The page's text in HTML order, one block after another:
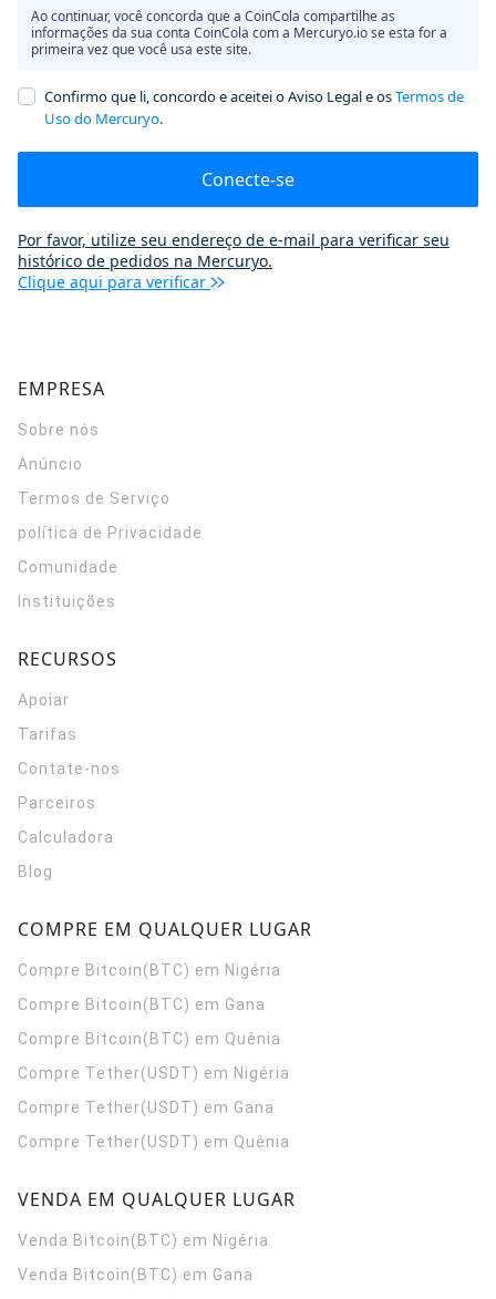
Ao continuar, você concorda que a CoinCola compartilhe as
informações da sua conta CoinCola com a Mercuryo.io se esta for a
primeira vez que você usa este site.
Confirmo que li, concordo e aceitei o Aviso Legal e osTermos de
Uso do Mercuryo.
Conecte-se
Por favor, utilize seu endereço de e-mail para verificar seu
histórico de pedidos na Mercuryo.
Clique aqui para verificar
EMPRESA
Sobre nós
Anúncio
Termos de Serviço
política de Privacidade
Comunidade
Instituições
RECURSOS
Apoiar
Tarifas
Contate-nos
Parceiros
Calculadora
Blog
COMPRE EM QUALQUER LUGAR
Compre Bitcoin(BTC) em Nigéria
Compre Bitcoin(BTC) em Gana
Compre Bitcoin(BTC) em Quênia
Compre Tether(USDT) em Nigéria
Compre Tether(USDT) em Gana
Compre Tether(USDT) em Quênia
VENDA EM QUALQUER LUGAR
Venda Bitcoin(BTC) em Nigéria
Venda Bitcoin(BTC) em Gana